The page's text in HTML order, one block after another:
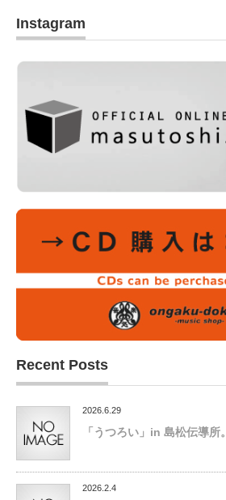
Instagram
Recent Posts
2026.6.29
「うつろい」in 島松伝導所。
2026.2.4